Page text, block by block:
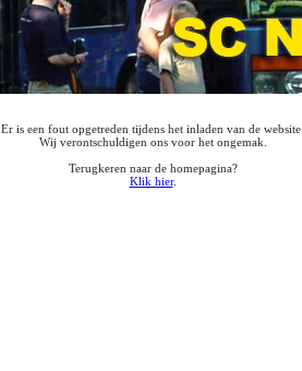
Er is een fout opgetreden tijdens het inladen van de website.
Wij verontschuldigen ons voor het ongemak.
Terugkeren naar de homepagina?
Klik hier.